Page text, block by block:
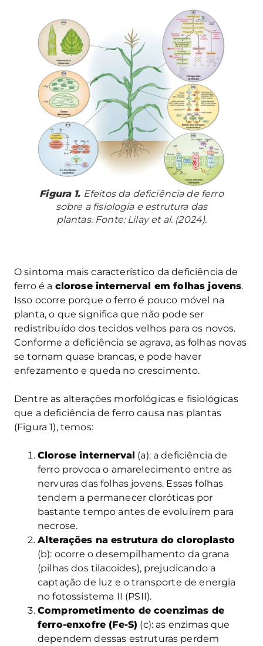
Figura 1. Efeitos da deficiência de ferro
sobre a fisiologia e estrutura das
plantas. Fonte: Lilay et al. (2024).
O sintoma mais característico da deficiência de
ferro é a clorose internerval em folhas jovens.
Isso ocorre porque o ferro é pouco móvel na
planta, o que significa que não pode ser
redistribuído dos tecidos velhos para os novos.
Conforme a deficiência se agrava, as folhas novas
se tornam quase brancas, e pode haver
enfezamento e queda no crescimento.
Dentre as alterações morfológicas e fisiológicas
que a deficiência de ferro causa nas plantas
(Figura 1), temos:
Clorose internerval (a): a deficiência de
ferro provoca o amarelecimento entre as
nervuras das folhas jovens. Essas folhas
tendem a permanecer cloróticas por
bastante tempo antes de evoluírem para
necrose.
Alterações na estrutura do cloroplasto
(b): ocorre o desempilhamento da grana
(pilhas dos tilacoides), prejudicando a
captação de luz e o transporte de energia
no fotossistema II (PSII).
Comprometimento de coenzimas de
ferro-enxofre (Fe-S) (c): as enzimas que
dependem dessas estruturas perdem